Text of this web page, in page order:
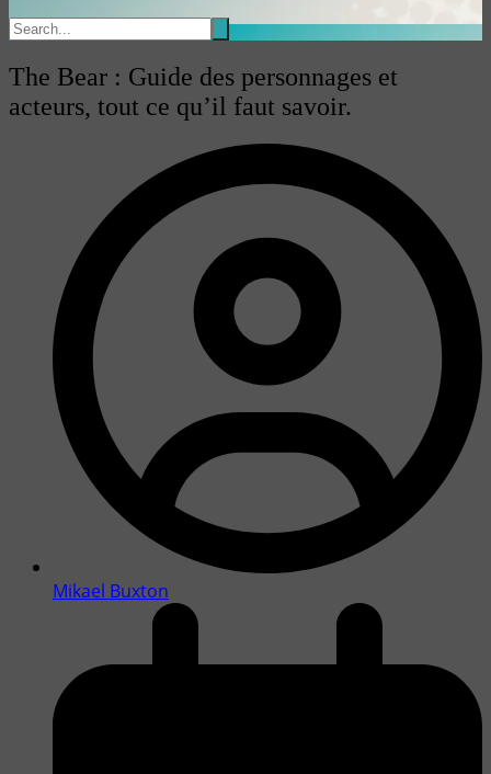
The Bear : Guide des personnages et
acteurs, tout ce qu’il faut savoir.
Mikael Buxton